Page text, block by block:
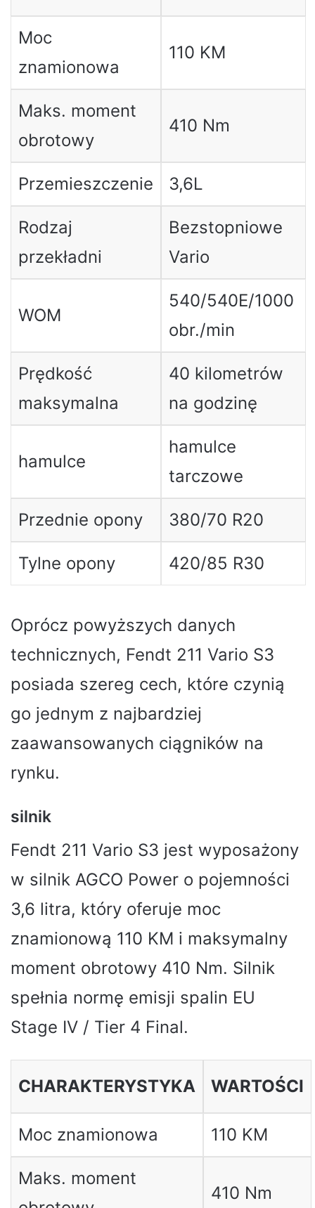
Moc
znamionowa
110 KM
Maks. moment
obrotowy
410 Nm
Przemieszczenie 3,6L
Rodzaj
przekładni
Bezstopniowe
Vario
WOM
540/540E/1000
obr./min
Prędkość
maksymalna
40 kilometrów
na godzinę
hamulce
hamulce
tarczowe
Przednie opony 380/70 R20
Tylne opony 420/85 R30
Oprócz powyższych danych
technicznych, Fendt 211 Vario S3
posiada szereg cech, które czynią
go jednym z najbardziej
zaawansowanych ciągników na
rynku.
silnik
Fendt 211 Vario S3 jest wyposażony
w silnik AGCO Power o pojemności
3,6 litra, który oferuje moc
znamionową 110 KM i maksymalny
moment obrotowy 410 Nm. Silnik
spełnia normę emisji spalin EU
Stage IV / Tier 4 Final.
CHARAKTERYSTYKA WARTOŚCI
Moc znamionowa 110 KM
Maks. moment
410 Nm